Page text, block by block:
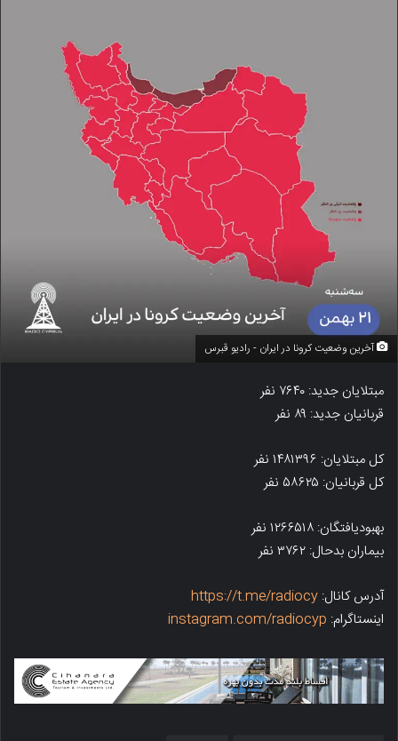
آخرین وضعیت کرونا در ایران - رادیو قبرس
مبتلایان جدید: ۷۶۴۰ نفر
قربانیان جدید: ۸۹ نفر
کل مبتلایان: ۱۴۸۱۳۹۶ نفر
کل قربانیان: ۵۸۶۲۵ نفر
بهبودیافتگان: ۱۲۶۶۵۱۸ نفر
بیماران بدحال: ۳۷۶۲ نفر
آدرس کانال: https://t.me/radiocy
اینستاگرام: instagram.com/radiocyp